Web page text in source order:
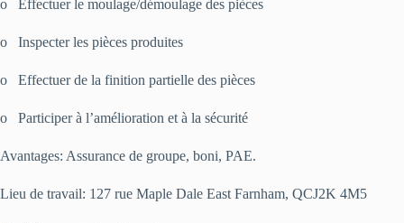
o Effectuer le moulage/démoulage des pièces
o Inspecter les pièces produites
o Effectuer de la finition partielle des pièces
o Participer à l’amélioration et à la sécurité
Avantages: Assurance de groupe, boni, PAE.
Lieu de travail: 127 rue Maple Dale East Farnham, QCJ2K 4M5